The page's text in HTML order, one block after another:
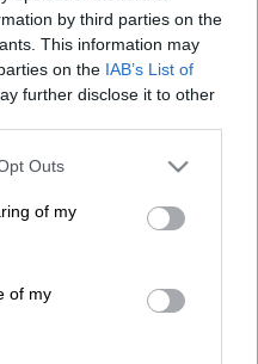
by third parties on the
This information may
on the IAB’s List of
further disclose it to other
uses one or more Google
You may click to
its third-party tags to
purposes in below Google
Outs
of my
of my
της Εθνικής
της Άρσεναλ είχε
παρενόχληση
διευθυντής
ακατάλληλα
σε
Οταν το σκάνδαλο
παραιτήθηκε από
τις πράξεις
ντροπή